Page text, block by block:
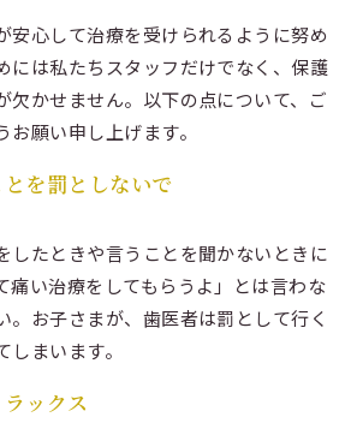
安心して治療を受けられるように努め
には私たちスタッフだけでなく、保護
欠かせません。以下の点について、ご
願い申し上げます。
を罰としないで
したときや言うことを聞かないときに
痛い治療をしてもらうよ」とは言わな
。お子さまが、歯医者は罰として行く
まいます。
ックス